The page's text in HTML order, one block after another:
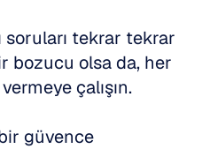
soruları tekrar tekrar
bozucu olsa da, her
çalışın.
güvence